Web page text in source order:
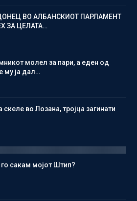
ВО АЛБАНСКИОТ ПАРЛАМЕНТ
ЗА ЦЕЛАТА…
молел за пари, а еден од
му ја дал…
скеле во Лозана, тројца загинати
сакам мојот Штип?